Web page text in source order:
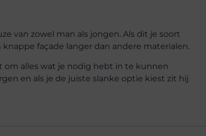
van zowel man als jongen. Als dit je soort
façade langer dan andere materialen.
alles wat je nodig hebt in te kunnen
en als je de juiste slanke optie kiest zit hij